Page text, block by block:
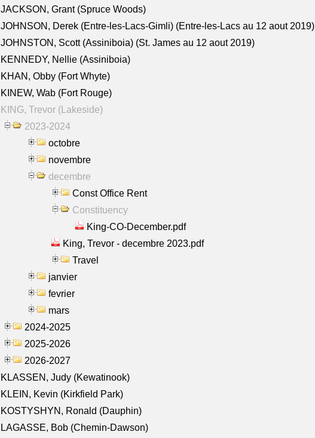
JACKSON, Grant (Spruce Woods)
JOHNSON, Derek (Entre-les-Lacs-Gimli) (Entre-les-Lacs au 12 aout 2019)
JOHNSTON, Scott (Assiniboia) (St. James au 12 aout 2019)
KENNEDY, Nellie (Assiniboia)
KHAN, Obby (Fort Whyte)
KINEW, Wab (Fort Rouge)
KING, Trevor (Lakeside)
2023-2024
octobre
novembre
decembre
Const Office Rent
Constituency
King-CO-December.pdf
King, Trevor - decembre 2023.pdf
Travel
janvier
fevrier
mars
2024-2025
2025-2026
2026-2027
KLASSEN, Judy (Kewatinook)
KLEIN, Kevin (Kirkfield Park)
KOSTYSHYN, Ronald (Dauphin)
LAGASSE, Bob (Chemin-Dawson)